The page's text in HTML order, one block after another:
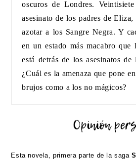
oscuros de Londres.
asesinato de los padres de
azotar a los Sangre Negra. Y
en un estado más macabro que
está detrás de los asesinatos de
¿Cuál es la amenaza que pone
brujos como a los no mágicos?
Esta novela, primera parte de la saga